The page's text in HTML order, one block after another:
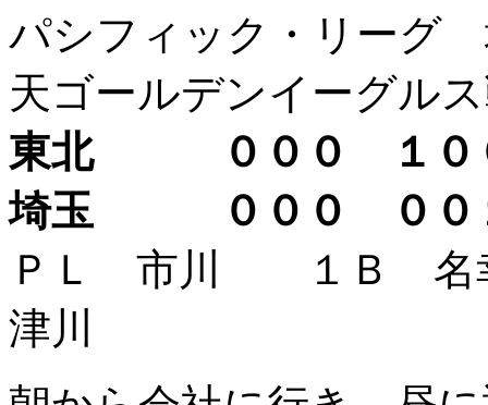
パシフィック・リーグ
天ゴールデンイーグル
東北 ０００ １
埼玉 ０００ ０
ＰＬ 市川 １Ｂ
津川